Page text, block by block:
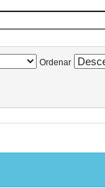
Ordenar